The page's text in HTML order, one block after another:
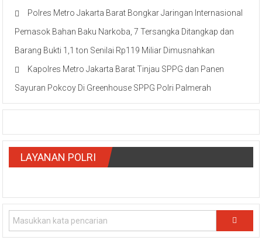
Polres Metro Jakarta Barat Bongkar Jaringan Internasional
Pemasok Bahan Baku Narkoba, 7 Tersangka Ditangkap dan
Barang Bukti 1,1 ton Senilai Rp119 Miliar Dimusnahkan
Kapolres Metro Jakarta Barat Tinjau SPPG dan Panen
Sayuran Pokcoy Di Greenhouse SPPG Polri Palmerah
LAYANAN POLRI